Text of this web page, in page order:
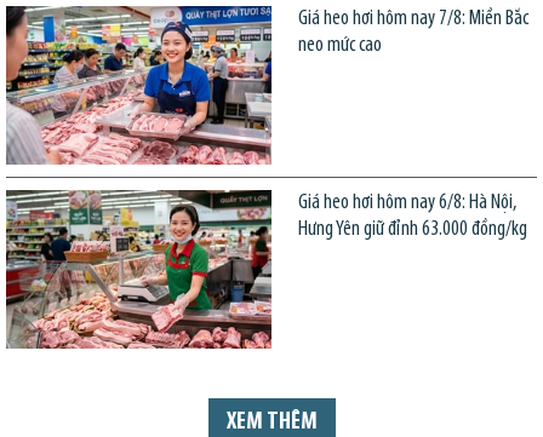
Giá heo hơi hôm nay 7/8: Miền Bắc
neo mức cao
Giá heo hơi hôm nay 6/8: Hà Nội,
Hưng Yên giữ đỉnh 63.000 đồng/kg
XEM THÊM